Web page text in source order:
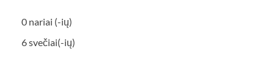
0 nariai (-ių)
6 svečiai(-ių)